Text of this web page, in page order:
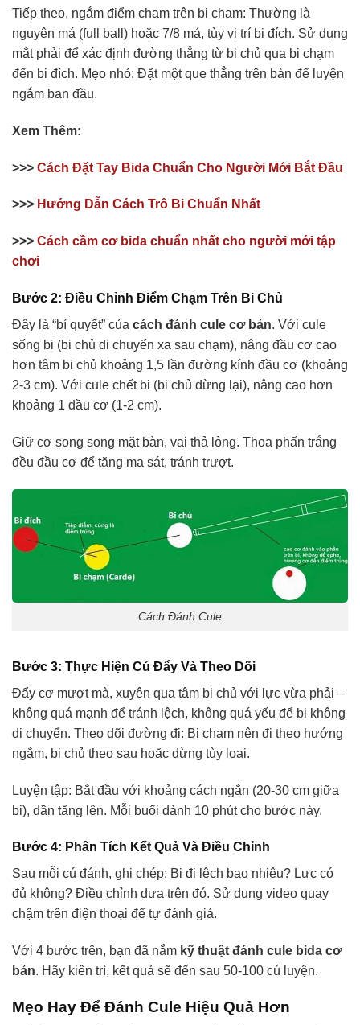
Tiếp theo, ngắm điểm chạm trên bi chạm: Thường là
nguyên má (full ball) hoặc 7/8 má, tùy vị trí bi đích. Sử dụng
mắt phải để xác định đường thẳng từ bi chủ qua bi chạm
đến bi đích. Mẹo nhỏ: Đặt một que thẳng trên bàn để luyện
ngắm ban đầu.
Xem Thêm:
>>> Cách Đặt Tay Bida Chuẩn Cho Người Mới Bắt Đầu
>>> Hướng Dẫn Cách Trô Bi Chuẩn Nhất
>>> Cách cầm cơ bida chuẩn nhất cho người mới tập
chơi
Bước 2: Điều Chỉnh Điểm Chạm Trên Bi Chủ
Đây là “bí quyết” của cách đánh cule cơ bản. Với cule
sống bi (bi chủ di chuyển xa sau chạm), nâng đầu cơ cao
hơn tâm bi chủ khoảng 1,5 lần đường kính đầu cơ (khoảng
2-3 cm). Với cule chết bi (bi chủ dừng lại), nâng cao hơn
khoảng 1 đầu cơ (1-2 cm).
Giữ cơ song song mặt bàn, vai thả lỏng. Thoa phấn trắng
đều đầu cơ để tăng ma sát, tránh trượt.
Cách Đánh Cule
Bước 3: Thực Hiện Cú Đẩy Và Theo Dõi
Đẩy cơ mượt mà, xuyên qua tâm bi chủ với lực vừa phải –
không quá mạnh để tránh lệch, không quá yếu để bi không
di chuyển. Theo dõi đường đi: Bi chạm nên đi theo hướng
ngắm, bi chủ theo sau hoặc dừng tùy loại.
Luyện tập: Bắt đầu với khoảng cách ngắn (20-30 cm giữa
bi), dần tăng lên. Mỗi buổi dành 10 phút cho bước này.
Bước 4: Phân Tích Kết Quả Và Điều Chỉnh
Sau mỗi cú đánh, ghi chép: Bi đi lệch bao nhiêu? Lực có
đủ không? Điều chỉnh dựa trên đó. Sử dụng video quay
chậm trên điện thoại để tự đánh giá.
Với 4 bước trên, bạn đã nắm kỹ thuật đánh cule bida cơ
bản. Hãy kiên trì, kết quả sẽ đến sau 50-100 cú luyện.
Mẹo Hay Để Đánh Cule Hiệu Quả Hơn